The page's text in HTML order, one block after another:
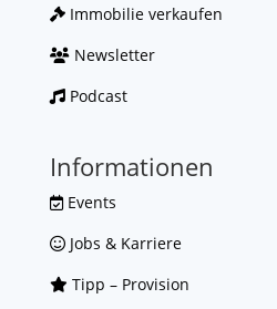
Immobilie verkaufen
Newsletter
Podcast
Informationen
Events
Jobs & Karriere
Tipp – Provision